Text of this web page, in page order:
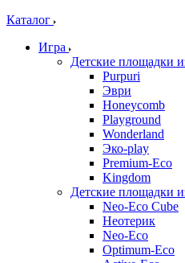
Каталог
Игра
Детские площадки
Purpuri
Эври
Honeycomb
Playground
Wonderland
Эко-play
Premium-Eco
Kingdom
Детские площадки
Neo-Eco Cube
Неотерик
Neo-Eco
Оptimum-Еco